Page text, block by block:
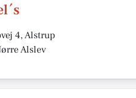
4, Alstrup
Alslev